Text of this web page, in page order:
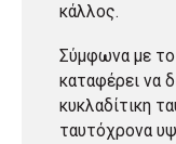
κάλλος.
Σύμφωνα με το
καταφέρει να
κυκλαδίτικη
ταυτόχρονα